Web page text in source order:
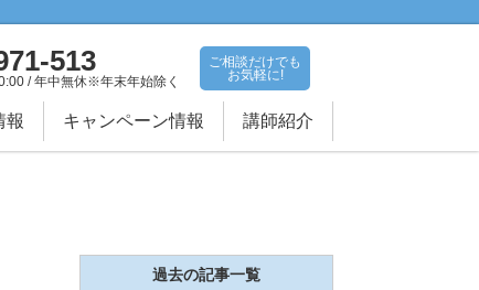
513
/ 年中無休※年末年始除く
ご相談だけでも
お気軽に!
報 キャンペーン情報 講師紹介
過去の記事一覧